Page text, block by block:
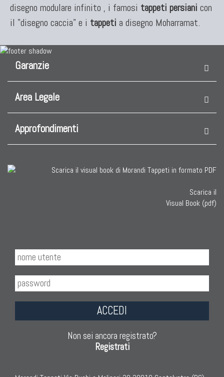
disegno modulare infinito , i famosi tappeti persiani con
il "disegno caccia" e i tappeti a disegno Moharramat.
Garanzie
Area Legale
Approfondimenti
Scarica il
Visual Book (pdf)
ACCEDI
Non sei ancora registrato?
Registrati